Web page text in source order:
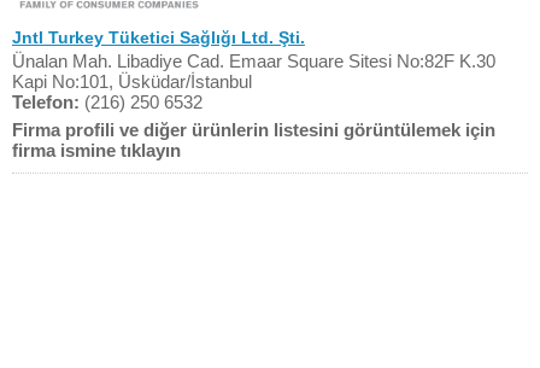
Jntl Turkey Tüketici Sağlığı Ltd. Şti.
Ünalan Mah. Libadiye Cad. Emaar Square Sitesi No:82F K.30
Kapi No:101, Üsküdar/İstanbul
Telefon: (216) 250 6532
Firma profili ve diğer ürünlerin listesini görüntülemek için
firma ismine tıklayın